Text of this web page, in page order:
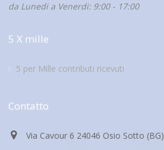
da Lunedi a Venerdi: 9:00 - 17:00
5 X mille
5 per Mille contributi ricevuti
Contatto
Via Cavour 6 24046 Osio Sotto (BG)